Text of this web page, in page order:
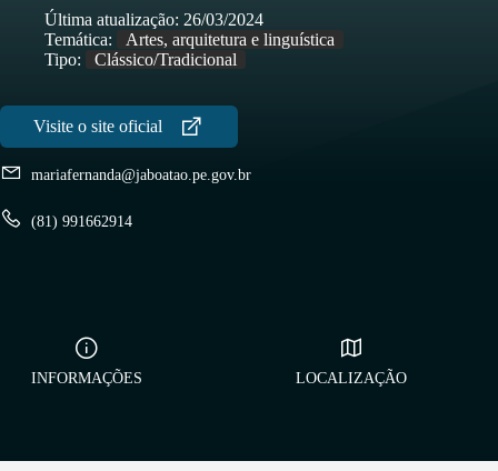
mariafernanda@jaboatao.pe.gov.br
(81) 991662914
Última atualização: 26/03/2024
Temática:
Artes, arquitetura e linguística
Tipo:
Clássico/Tradicional
INFORMAÇÕES LOCALIZAÇÃO